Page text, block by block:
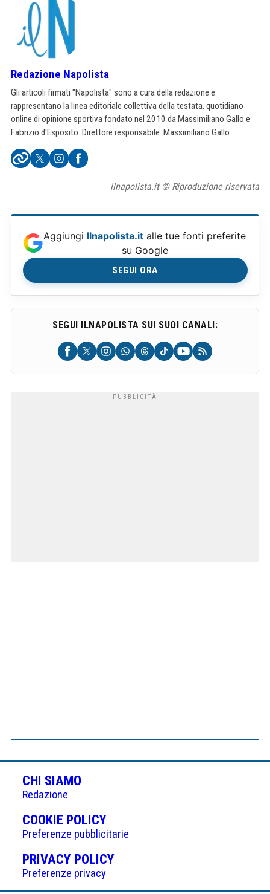
Redazione Napolista
Gli articoli firmati "Napolista" sono a cura della redazione e
rappresentano la linea editoriale collettiva della testata, quotidiano
online di opinione sportiva fondato nel 2010 da Massimiliano Gallo e
Fabrizio d'Esposito. Direttore responsabile: Massimiliano Gallo.
ilnapolista.it © Riproduzione riservata
Aggiungi Ilnapolista.it alle tue fonti preferite
su Google
SEGUI ORA
SEGUI ILNAPOLISTA SUI SUOI CANALI:
CHI SIAMO
Redazione
COOKIE POLICY(APRE
IN
UNA
NUOVA
Preferenze pubblicitarie
PRIVACY POLICY(APRE
UNA
Preferenze privacy